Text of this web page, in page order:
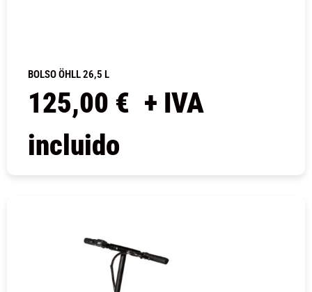
BOLSO ÖHLL 26,5 L
125,00 € + IVA
incluido